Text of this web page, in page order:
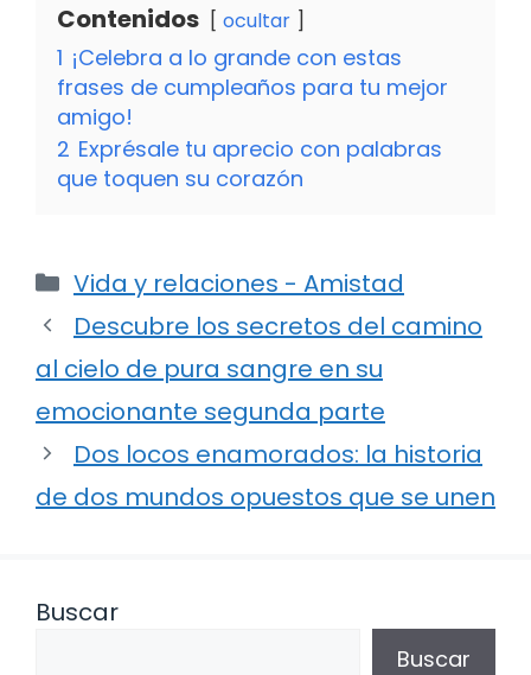
Contenidos ocultar
1 ¡Celebra a lo grande con estas
frases de cumpleaños para tu mejor
amigo!
2 Exprésale tu aprecio con palabras
que toquen su corazón
Categorías
Vida y relaciones - Amistad
Descubre los secretos del camino
al cielo de pura sangre en su
emocionante segunda parte
Dos locos enamorados: la historia
de dos mundos opuestos que se unen
Buscar
Buscar